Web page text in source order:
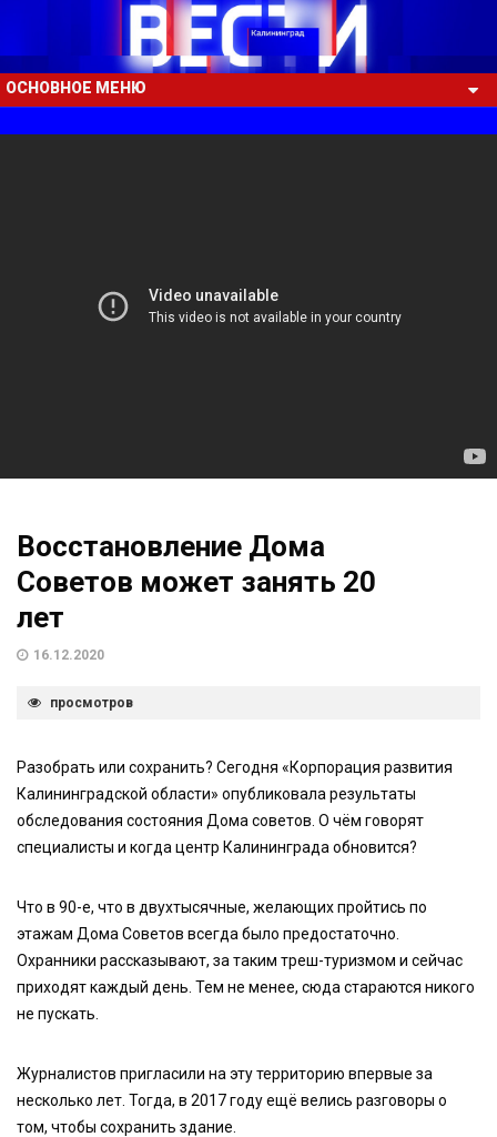
ОСНОВНОЕ МЕНЮ
Восстановление Дома
Советов может занять 20
лет
16.12.2020
просмотров
Разобрать или сохранить? Сегодня «Корпорация развития
Калининградской области» опубликовала результаты
обследования состояния Дома советов. О чём говорят
специалисты и когда центр Калининграда обновится?
Что в 90-е, что в двухтысячные, желающих пройтись по
этажам Дома Советов всегда было предостаточно.
Охранники рассказывают, за таким треш-туризмом и сейчас
приходят каждый день. Тем не менее, сюда стараются никого
не пускать.
Журналистов пригласили на эту территорию впервые за
несколько лет. Тогда, в 2017 году ещё велись разговоры о
том, чтобы сохранить здание.